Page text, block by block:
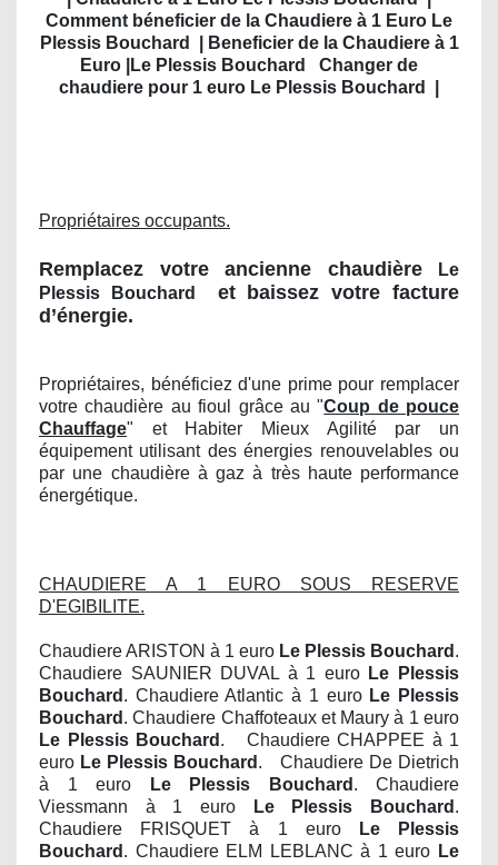
Comment béneficier de la Chaudiere à 1 Euro Le
Plessis Bouchard
| Beneficier de la Chaudiere à 1
Euro |Le Plessis Bouchard
Changer de
chaudiere pour 1 euro Le Plessis Bouchard
Propriétaires occupants.
Remplacez votre ancienne chaudière
Le
Plessis Bouchard
et baissez votre facture
d’énergie.
Propriétaires, bénéficiez d'une prime pour remplacer
votre chaudière au fioul grâce au "Coup de pouce
Chauffage" et Habiter Mieux Agilité par un
équipement utilisant des énergies renouvelables ou
par une chaudière à gaz à très haute performance
énergétique.
CHAUDIERE A 1 EURO SOUS RESERVE
D'EGIBILITE.
Chaudiere ARISTON à 1 euro Le Plessis Bouchard .
Chaudiere SAUNIER DUVAL à 1 euro Le Plessis
Bouchard . Chaudiere Atlantic à 1 euro Le Plessis
Bouchard . Chaudiere Chaffoteaux et Maury à 1 euro
Le Plessis Bouchard . Chaudiere CHAPPEE à 1
euro Le Plessis Bouchard . Chaudiere De Dietrich
à 1 euro
Le Plessis Bouchard . Chaudiere
Viessmann à 1 euro
Le Plessis Bouchard .
Chaudiere FRISQUET à 1 euro
Le Plessis
Bouchard . Chaudiere ELM LEBLANC à 1 euro Le